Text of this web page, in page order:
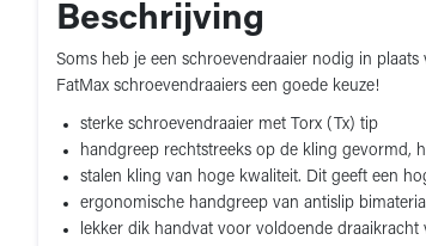
Beschrijving
Soms heb je een schroevendraaier nodig in
FatMax schroevendraaiers een goede keuze!
sterke schroevendraaier met Torx (Tx) tip
handgreep rechtstreeks op de kling gevormd,
stalen kling van hoge kwaliteit. Dit geeft een
ergonomische handgreep van antislip
lekker dik handvat voor voldoende